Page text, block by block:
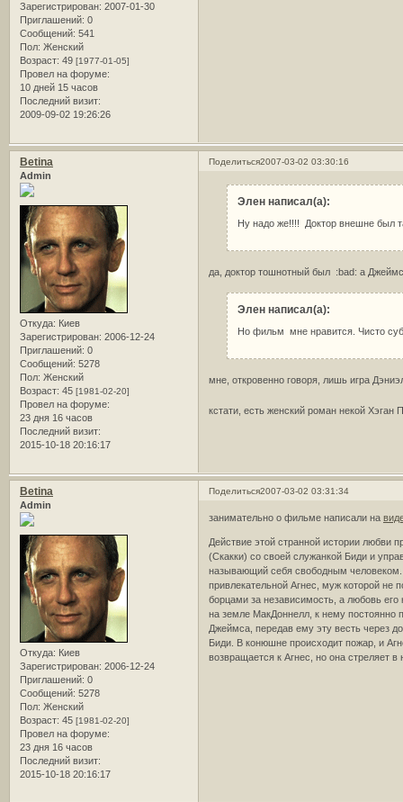
Зарегистрирован: 2007-01-30
Приглашений: 0
Сообщений: 541
Пол: Женский
Возраст: 49 [1977-01-05]
Провел на форуме:
10 дней 15 часов
Последний визит:
2009-09-02 19:26:26
Поделиться2007-03-02 03:30:16
Betina
Admin
Откуда: Киев
Зарегистрирован: 2006-12-24
Приглашений: 0
Сообщений: 5278
Пол: Женский
Возраст: 45 [1981-02-20]
Провел на форуме:
23 дня 16 часов
Последний визит:
2015-10-18 20:16:17
Элен написал(а):
Ну надо же!!!! Доктор внешне был
да, доктор тошнотный был :bad: а
Элен написал(а):
Но фильм мне нравится. Чисто
мне, откровенно говоря, лишь игра
кстати, есть женский роман некой Хэган
Поделиться2007-03-02 03:31:34
Betina
Admin
Откуда: Киев
Зарегистрирован: 2006-12-24
Приглашений: 0
Сообщений: 5278
Пол: Женский
Возраст: 45 [1981-02-20]
Провел на форуме:
23 дня 16 часов
Последний визит:
2015-10-18 20:16:17
занимательно о фильме написали на
Действие этой странной истории любви
(Скакки) со своей служанкой Биди и
называющий себя свободным
привлекательной Агнес, муж которой не
борцами за независимость, а любовь
на земле МакДоннелл, к нему постоянно
Джеймса, передав ему эту весть через
Биди. В конюшне происходит пожар, и
возвращается к Агнес, но она стреляет